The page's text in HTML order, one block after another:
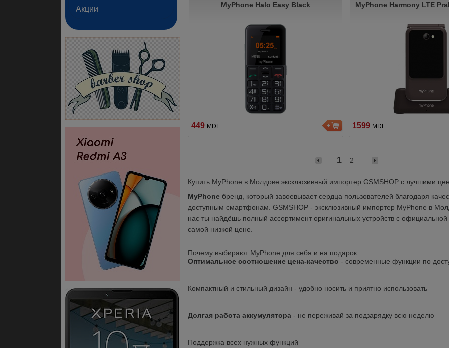
Акции MyPhone Halo Easy Black
449 MDL
MyPhone Harmony LTE
1599 MDL
1 2
Купить MyPhone в Молдове эксклюзивный импортер GSMSHOP с лучшими
MyPhone бренд, который завоевывает сердца пользователей благодаря
доступным смартфонам. GSMSHOP - эксклюзивный импортер MyPhone в
нас ты найдёшь полный ассортимент оригинальных устройств с официальной
самой низкой цене.
Почему выбирают MyPhone для себя и на подарок:
Оптимальное соотношение цена-качество - современные функции по
Компактный и стильный дизайн - удобно носить и приятно использовать
Долгая работа аккумулятора - не переживай за подзарядку всю неделю
Поддержка всех нужных функций